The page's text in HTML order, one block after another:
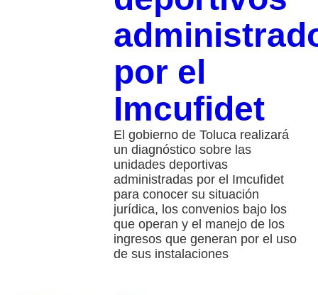
por el
Imcufidet
El gobierno de Toluca realizará
un diagnóstico sobre las
unidades deportivas
administradas por el Imcufidet
para conocer su situación
jurídica, los convenios bajo los
que operan y el manejo de los
ingresos que generan por el uso
de sus instalaciones